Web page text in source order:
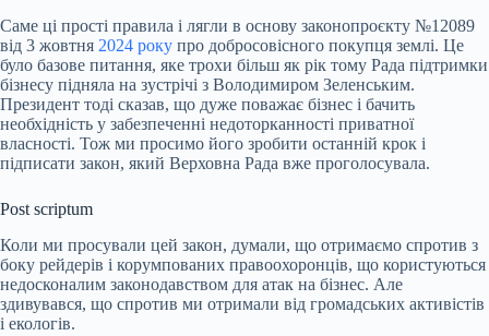
Саме ці прості правила і лягли в основу законопроєкту №12089
від 3 жовтня 2024 року про добросовісного покупця землі. Це
було базове питання, яке трохи більш як рік тому Рада підтримки
бізнесу підняла на зустрічі з Володимиром Зеленським.
Президент тоді сказав, що дуже поважає бізнес і бачить
необхідність у забезпеченні недоторканності приватної
власності. Тож ми просимо його зробити останній крок і
підписати закон, який Верховна Рада вже проголосувала.
Post scriptum
Коли ми просували цей закон, думали, що отримаємо спротив з
боку рейдерів і корумпованих правоохоронців, що користуються
недосконалим законодавством для атак на бізнес. Але
здивувався, що спротив ми отримали від громадських активістів
і екологів.